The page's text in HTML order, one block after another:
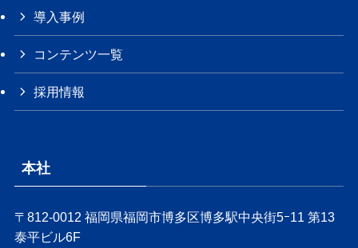
導入事例
コンテンツ一覧
採用情報
本社
〒812-0012 福岡県福岡市博多区博多駅中央街5ｰ11 第13
泰平ビル6F